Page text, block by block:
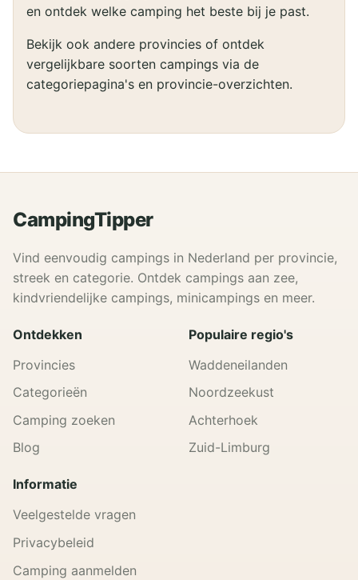
en ontdek welke camping het beste bij je past.
Bekijk ook andere provincies of ontdek
vergelijkbare soorten campings via de
categoriepagina's en provincie-overzichten.
CampingTipper
Vind eenvoudig campings in Nederland per provincie,
streek en categorie. Ontdek campings aan zee,
kindvriendelijke campings, minicampings en meer.
Ontdekken
Provincies
Categorieën
Camping zoeken
Blog
Populaire regio's
Waddeneilanden
Noordzeekust
Achterhoek
Zuid-Limburg
Informatie
Veelgestelde vragen
Privacybeleid
Camping aanmelden